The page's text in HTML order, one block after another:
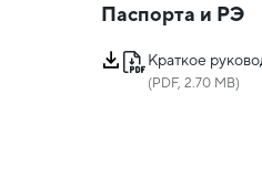
Паспорта и РЭ
Краткое
(PDF, 2.70 MB)